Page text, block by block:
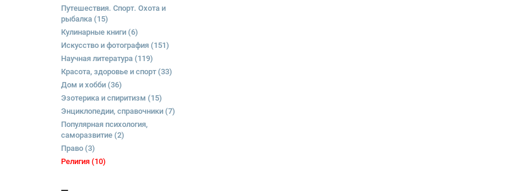
Путешествия. Спорт. Охота и
рыбалка (15)
Кулинарные книги (6)
Искусство и фотография (151)
Научная литература (119)
Красота, здоровье и спорт(33)
Дом и хобби (36)
Эзотерика и спиритизм (15)
Энциклопедии, справочники (7)
Популярная психология,
саморазвитие (2)
Право (3)
Религия (10)